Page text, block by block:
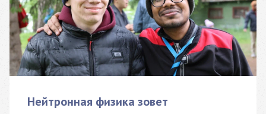
Нейтронная физика зовет